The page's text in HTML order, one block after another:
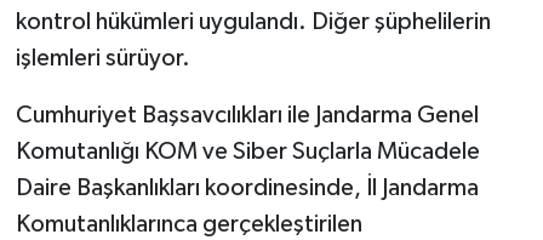
kontrol hükümleri uygulandı. Diğer şüphelilerin
işlemleri sürüyor.
Cumhuriyet Başsavcılıkları ile Jandarma Genel
Komutanlığı KOM ve Siber Suçlarla Mücadele
Daire Başkanlıkları koordinesinde, İl Jandarma
Komutanlıklarınca gerçekleştirilen